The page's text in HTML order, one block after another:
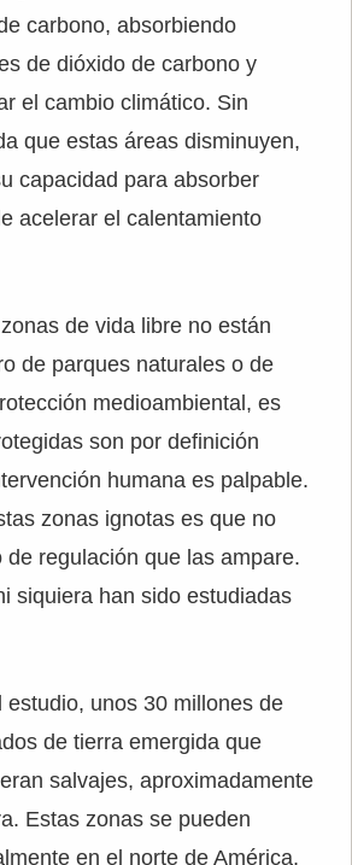
carbono, absorbiendo
de dióxido de carbono y
el cambio climático. Sin
que estas áreas disminuyen,
capacidad para absorber
acelerar el calentamiento
de vida libre no están
de parques naturales o de
medioambiental, es
son por definición
humana es palpable.
zonas ignotas es que no
regulación que las ampare.
siquiera han sido estudiadas
estudio, unos 30 millones de
de tierra emergida que
salvajes, aproximadamente
Estas zonas se pueden
en el norte de América,